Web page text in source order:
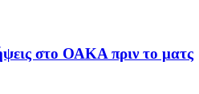
στο ΟΑΚΑ πριν το ματς